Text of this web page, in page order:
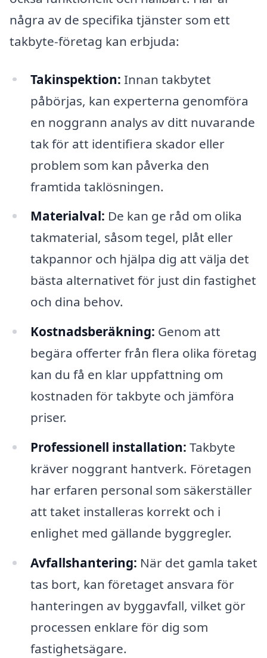
några av de specifika tjänster som ett
takbyte-företag kan erbjuda:
Takinspektion: Innan takbytet
påbörjas, kan experterna genomföra
en noggrann analys av ditt nuvarande
tak för att identifiera skador eller
problem som kan påverka den
framtida taklösningen.
Materialval: De kan ge råd om olika
takmaterial, såsom tegel, plåt eller
takpannor och hjälpa dig att välja det
bästa alternativet för just din fastighet
och dina behov.
Kostnadsberäkning: Genom att
begära offerter från flera olika företag
kan du få en klar uppfattning om
kostnaden för takbyte och jämföra
priser.
Professionell installation: Takbyte
kräver noggrant hantverk. Företagen
har erfaren personal som säkerställer
att taket installeras korrekt och i
enlighet med gällande byggregler.
Avfallshantering: När det gamla taket
tas bort, kan företaget ansvara för
hanteringen av byggavfall, vilket gör
processen enklare för dig som
fastighetsägare.